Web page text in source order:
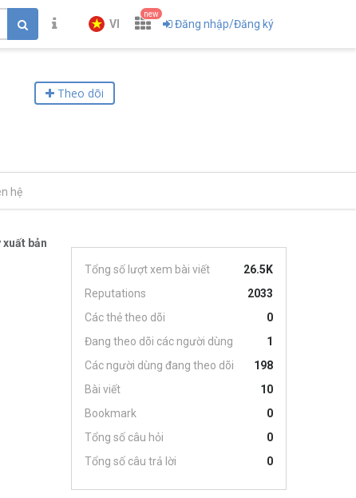
VI
new
Đăng nhập/Đăng ký
Theo dõi
hệ
xuất bản
Tổng số lượt xem bài viết
26.5K
Reputations
2033
Các thẻ theo dõi
0
Đang theo dõi các người dùng
1
Các người dùng đang theo dõi
198
Bài viết
10
Bookmark
0
Tổng số câu hỏi
0
Tổng số câu trả lời
0